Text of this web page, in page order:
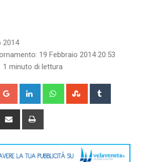
2014
19 Febbraio 2014 20:53
1 minuto di lettura
Google+ LinkedIn WhatsappStumbleUpon
Share